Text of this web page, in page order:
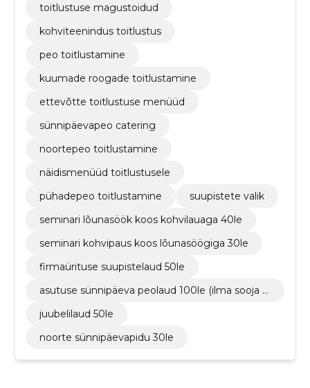
toitlustuse magustoidud
kohviteenindus toitlustus
peo toitlustamine
kuumade roogade toitlustamine
ettevõtte toitlustuse menüüd
sünnipäevapeo catering
noortepeo toitlustamine
näidismenüüd toitlustusele
pühadepeo toitlustamine
suupistete valik
seminari lõunasöök koos kohvilauaga 40le
seminari kohvipaus koos lõunasöögiga 30le
firmaürituse suupistelaud 50le
asutuse sünnipäeva peolaud 100le (ilma sooja t
juubelilaud 50le
noorte sünnipäevapidu 30le